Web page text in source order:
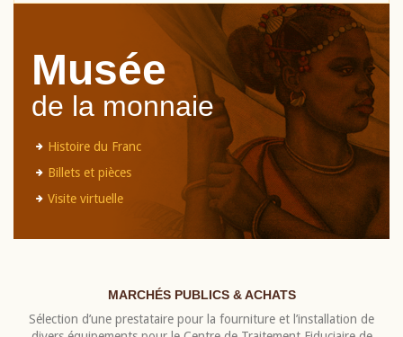
Musée
de la monnaie
Histoire du Franc
Billets et pièces
Visite virtuelle
MARCHÉS PUBLICS & ACHATS
Sélection d’une prestataire pour la fourniture et l’installation de